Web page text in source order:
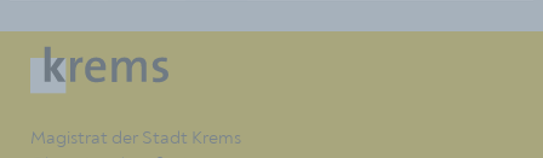
Magistrat der Stadt Krems